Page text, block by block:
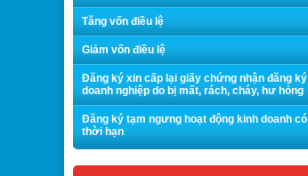
Tăng vốn điều lệ
Giảm vốn điều lệ
Đăng ký xin cấp lại giấy chứng nhận đăng ký
doanh nghiệp do bị mất, rách, cháy, hư hỏng
Đăng ký tạm ngưng hoạt động kinh doanh có
thời hạn